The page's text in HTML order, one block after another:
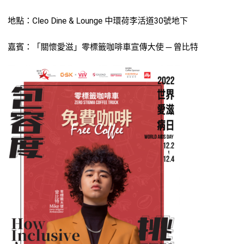
地點：Cleo Dine & Lounge 中環荷李活道30號地下
嘉賓：「關懷愛滋」零標籤咖啡車宣傳大使 ─ 曾比特